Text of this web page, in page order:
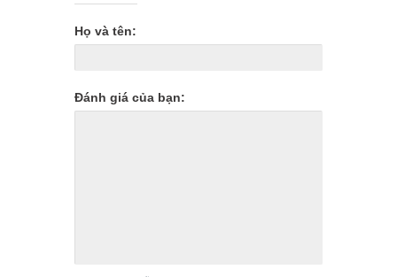
Họ và tên:
Đánh giá của bạn: